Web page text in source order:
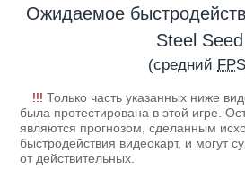
Ожидаемое
Steel Seed
(средний
!!! Только часть указанных ниже
была протестирована в этой игре.
являются прогнозом, сделанным
быстродействия видеокарт, и могут
от действительных.